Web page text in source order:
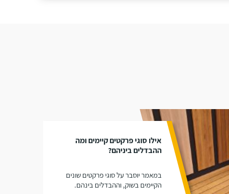
אילו סוגי פרקטים קיימים ומה
ההבדלים ביניהם?
במאמר יוסבר על סוגי פרקטים שונים
הקיימים בשוק, וההבדלים בינהם.